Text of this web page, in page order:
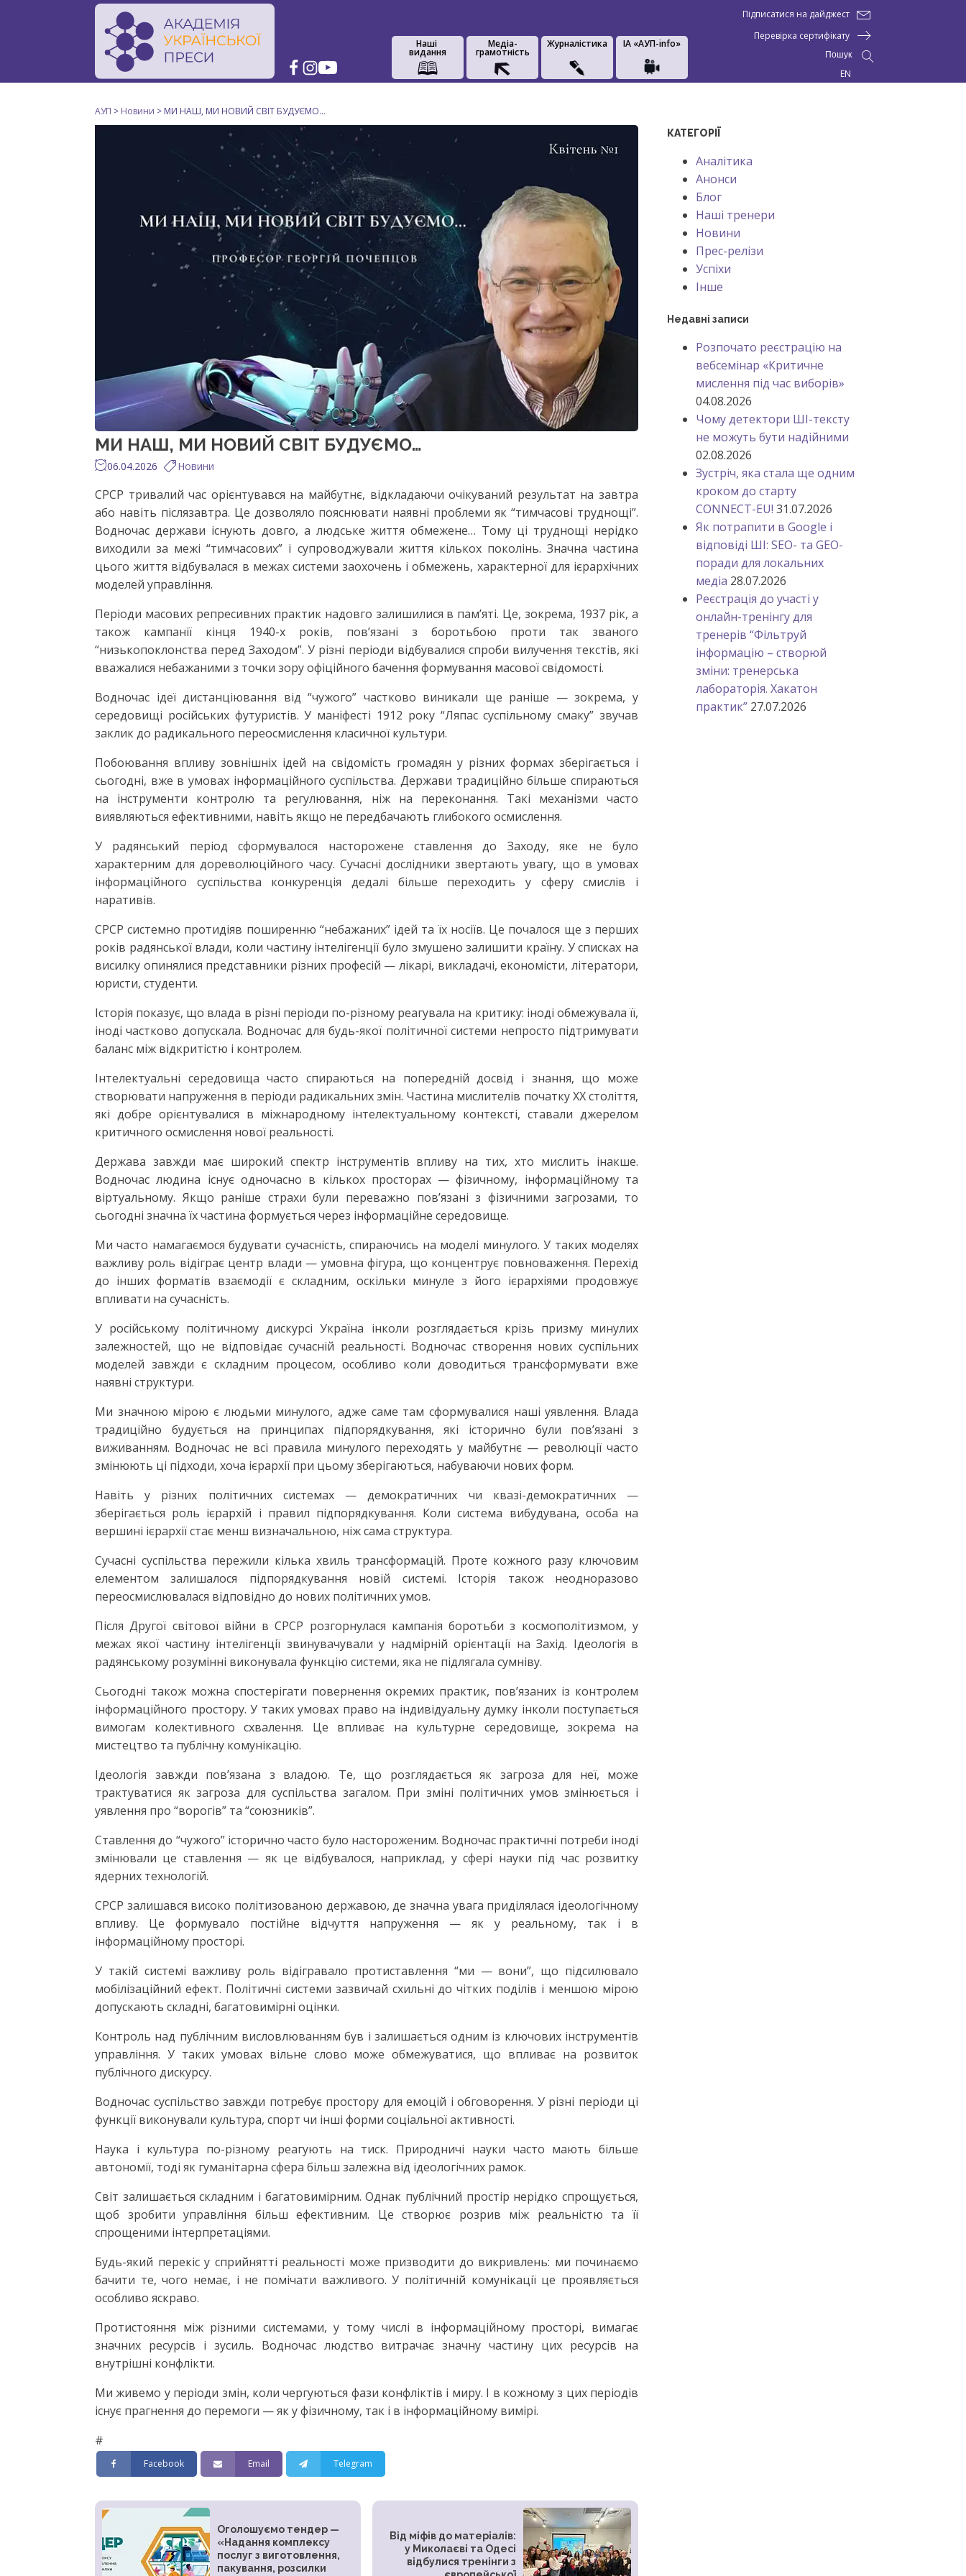
Наші
видання
Медіа-
грамотність
Журналістика IA «АУП-info»
Підписатися на дайджест
Перевірка сертифікату
Пошук
EN
АУП > Новини > МИ НАШ, МИ НОВИЙ СВІТ БУДУЄМО…
МИ НАШ, МИ НОВИЙ СВІТ БУДУЄМО…
06.04.2026 Новини
СРСР тривалий час орієнтувався на майбутнє, відкладаючи очікуваний результат на завтра
або навіть післязавтра. Це дозволяло пояснювати наявні проблеми як “тимчасові труднощі”.
Водночас держави існують довго, а людське життя обмежене… Тому ці труднощі нерідко
виходили за межі “тимчасових” і супроводжували життя кількох поколінь. Значна частина
цього життя відбувалася в межах системи заохочень і обмежень, характерної для ієрархічних
моделей управління.
Періоди масових репресивних практик надовго залишилися в пам’яті. Це, зокрема, 1937 рік, а
також кампанії кінця 1940-х років, пов’язані з боротьбою проти так званого
“низькопоклонства перед Заходом”. У різні періоди відбувалися спроби вилучення текстів, які
вважалися небажаними з точки зору офіційного бачення формування масової свідомості.
Водночас ідеї дистанціювання від “чужого” частково виникали ще раніше — зокрема, у
середовищі російських футуристів. У маніфесті 1912 року “Ляпас суспільному смаку” звучав
заклик до радикального переосмислення класичної культури.
Побоювання впливу зовнішніх ідей на свідомість громадян у різних формах зберігається і
сьогодні, вже в умовах інформаційного суспільства. Держави традиційно більше спираються
на інструменти контролю та регулювання, ніж на переконання. Такі механізми часто
виявляються ефективними, навіть якщо не передбачають глибокого осмислення.
У радянський період сформувалося насторожене ставлення до Заходу, яке не було
характерним для дореволюційного часу. Сучасні дослідники звертають увагу, що в умовах
інформаційного суспільства конкуренція дедалі більше переходить у сферу смислів і
наративів.
СРСР системно протидіяв поширенню “небажаних” ідей та їх носіїв. Це почалося ще з перших
років радянської влади, коли частину інтелігенції було змушено залишити країну. У списках на
висилку опинялися представники різних професій — лікарі, викладачі, економісти, літератори,
юристи, студенти.
Історія показує, що влада в різні періоди по-різному реагувала на критику: іноді обмежувала її,
іноді частково допускала. Водночас для будь-якої політичної системи непросто підтримувати
баланс між відкритістю і контролем.
Інтелектуальні середовища часто спираються на попередній досвід і знання, що може
створювати напруження в періоди радикальних змін. Частина мислителів початку ХХ століття,
які добре орієнтувалися в міжнародному інтелектуальному контексті, ставали джерелом
критичного осмислення нової реальності.
Держава завжди має широкий спектр інструментів впливу на тих, хто мислить інакше.
Водночас людина існує одночасно в кількох просторах — фізичному, інформаційному та
віртуальному. Якщо раніше страхи були переважно пов’язані з фізичними загрозами, то
сьогодні значна їх частина формується через інформаційне середовище.
Ми часто намагаємося будувати сучасність, спираючись на моделі минулого. У таких моделях
важливу роль відіграє центр влади — умовна фігура, що концентрує повноваження. Перехід
до інших форматів взаємодії є складним, оскільки минуле з його ієрархіями продовжує
впливати на сучасність.
У російському політичному дискурсі Україна інколи розглядається крізь призму минулих
залежностей, що не відповідає сучасній реальності. Водночас створення нових суспільних
моделей завжди є складним процесом, особливо коли доводиться трансформувати вже
наявні структури.
Ми значною мірою є людьми минулого, адже саме там сформувалися наші уявлення. Влада
традиційно будується на принципах підпорядкування, які історично були пов’язані з
виживанням. Водночас не всі правила минулого переходять у майбутнє — революції часто
змінюють ці підходи, хоча ієрархії при цьому зберігаються, набуваючи нових форм.
Навіть у різних політичних системах — демократичних чи квазі-демократичних —
зберігається роль ієрархій і правил підпорядкування. Коли система вибудувана, особа на
вершині ієрархії стає менш визначальною, ніж сама структура.
Сучасні суспільства пережили кілька хвиль трансформацій. Проте кожного разу ключовим
елементом залишалося підпорядкування новій системі. Історія також неодноразово
переосмислювалася відповідно до нових політичних умов.
Після Другої світової війни в СРСР розгорнулася кампанія боротьби з космополітизмом, у
межах якої частину інтелігенції звинувачували у надмірній орієнтації на Захід. Ідеологія в
радянському розумінні виконувала функцію системи, яка не підлягала сумніву.
Сьогодні також можна спостерігати повернення окремих практик, пов’язаних із контролем
інформаційного простору. У таких умовах право на індивідуальну думку інколи поступається
вимогам колективного схвалення. Це впливає на культурне середовище, зокрема на
мистецтво та публічну комунікацію.
Ідеологія завжди пов’язана з владою. Те, що розглядається як загроза для неї, може
трактуватися як загроза для суспільства загалом. При зміні політичних умов змінюється і
уявлення про “ворогів” та “союзників”.
Ставлення до “чужого” історично часто було настороженим. Водночас практичні потреби іноді
змінювали це ставлення — як це відбувалося, наприклад, у сфері науки під час розвитку
ядерних технологій.
СРСР залишався високо політизованою державою, де значна увага приділялася ідеологічному
впливу. Це формувало постійне відчуття напруження — як у реальному, так і в
інформаційному просторі.
У такій системі важливу роль відігравало протиставлення “ми — вони”, що підсилювало
мобілізаційний ефект. Політичні системи зазвичай схильні до чітких поділів і меншою мірою
допускають складні, багатовимірні оцінки.
Контроль над публічним висловлюванням був і залишається одним із ключових інструментів
управління. У таких умовах вільне слово може обмежуватися, що впливає на розвиток
публічного дискурсу.
Водночас суспільство завжди потребує простору для емоцій і обговорення. У різні періоди ці
функції виконували культура, спорт чи інші форми соціальної активності.
Наука і культура по-різному реагують на тиск. Природничі науки часто мають більше
автономії, тоді як гуманітарна сфера більш залежна від ідеологічних рамок.
Світ залишається складним і багатовимірним. Однак публічний простір нерідко спрощується,
щоб зробити управління більш ефективним. Це створює розрив між реальністю та її
спрощеними інтерпретаціями.
Будь-який перекіс у сприйнятті реальності може призводити до викривлень: ми починаємо
бачити те, чого немає, і не помічати важливого. У політичній комунікації це проявляється
особливо яскраво.
Протистояння між різними системами, у тому числі в інформаційному просторі, вимагає
значних ресурсів і зусиль. Водночас людство витрачає значну частину цих ресурсів на
внутрішні конфлікти.
Ми живемо у періоди змін, коли чергуються фази конфліктів і миру. І в кожному з цих періодів
існує прагнення до перемоги — як у фізичному, так і в інформаційному вимірі.
#
Facebook Email Telegram
Оголошуємо тендер —
«Надання комплексу
послуг з виготовлення,
пакування, розсилки
Від міфів до матеріалів:
у Миколаєві та Одесі
відбулися тренінги з
КАТЕГОРІЇ
Аналітика
Анонси
Блог
Наші тренери
Новини
Прес-релізи
Успіхи
Інше
Недавні записи
Розпочато реєстрацію на
вебсемінар «Критичне
мислення під час виборів»
04.08.2026
Чому детектори ШІ-тексту
не можуть бути надійними
02.08.2026
Зустріч, яка стала ще одним
кроком до старту
CONNECT-EU! 31.07.2026
Як потрапити в Google і
відповіді ШІ: SEO- та GEO-
поради для локальних
медіа 28.07.2026
Реєстрація до участі у
онлайн-тренінгу для
тренерів “Фільтруй
інформацію – створюй
зміни: тренерська
лабораторія. Хакатон
практик” 27.07.2026